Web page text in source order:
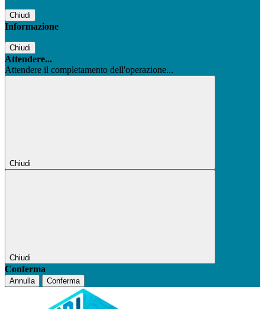
Chiudi
Informazione
Chiudi
Attendere...
Attendere il completamento dell'operazione...
Chiudi
Chiudi
Conferma
Annulla Conferma